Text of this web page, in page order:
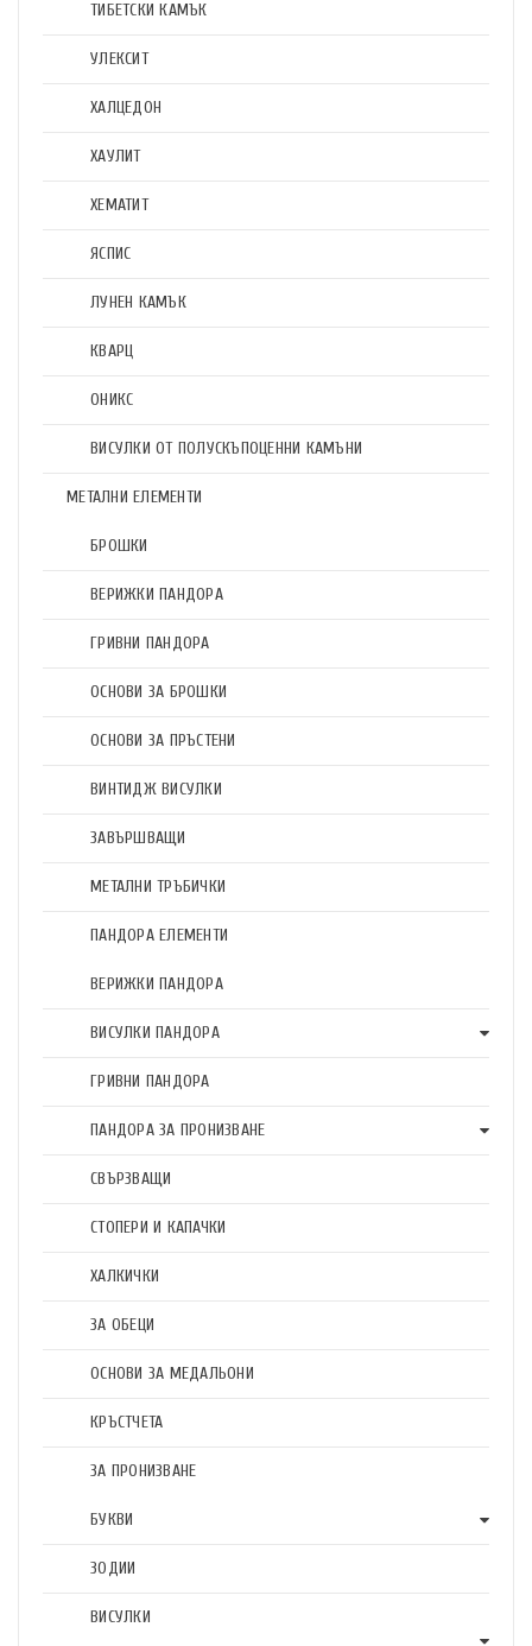
ТИБЕТСКИ КАМЪК
УЛЕКСИТ
ХАЛЦЕДОН
ХАУЛИТ
ХЕМАТИТ
ЯСПИС
ЛУНЕН КАМЪК
КВАРЦ
ОНИКС
ВИСУЛКИ ОТ ПОЛУСКЪПОЦЕННИ КАМЪНИ
МЕТАЛНИ ЕЛЕМЕНТИ
БРОШКИ
ВЕРИЖКИ ПАНДОРА
ГРИВНИ ПАНДОРА
ОСНОВИ ЗА БРОШКИ
ОСНОВИ ЗА ПРЪСТЕНИ
ВИНТИДЖ ВИСУЛКИ
ЗАВЪРШВАЩИ
МЕТАЛНИ ТРЪБИЧКИ
ПАНДОРА ЕЛЕМЕНТИ
ВЕРИЖКИ ПАНДОРА
ВИСУЛКИ ПАНДОРА
ГРИВНИ ПАНДОРА
ПАНДОРА ЗА ПРОНИЗВАНЕ
СВЪРЗВАЩИ
СТОПЕРИ И КАПАЧКИ
ХАЛКИЧКИ
ЗА ОБЕЦИ
ОСНОВИ ЗА МЕДАЛЬОНИ
КРЪСТЧЕТА
ЗА ПРОНИЗВАНЕ
БУКВИ
ЗОДИИ
ВИСУЛКИ